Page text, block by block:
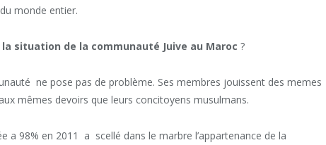
monde entier.
la situation de la communauté Juive au Maroc?
ne pose pas de problème. Ses membres jouissent des memes
mêmes devoirs que leurs concitoyens musulmans.
a 98% en 2011 a scellé dans le marbre l’appartenance de la